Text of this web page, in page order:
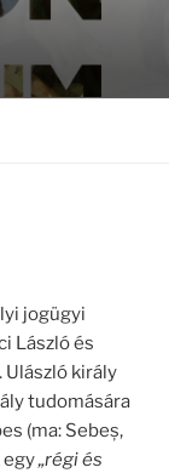
jogügyi
László és
Ulászló király
tudomására
(ma: Sebeș,
egy„régi és